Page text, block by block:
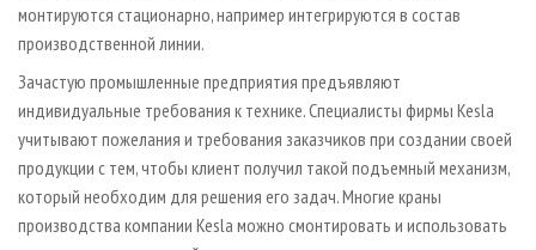
монтируются стационарно, например интегрируются в состав
производственной линии.
Зачастую промышленные предприятия предъявляют
индивидуальные требования к технике. Специалисты фирмы Kesla
учитывают пожелания и требования заказчиков при создании своей
продукции с тем, чтобы клиент получил такой подъемный механизм,
который необходим для решения его задач. Многие краны
производства компании Kesla можно смонтировать и использовать